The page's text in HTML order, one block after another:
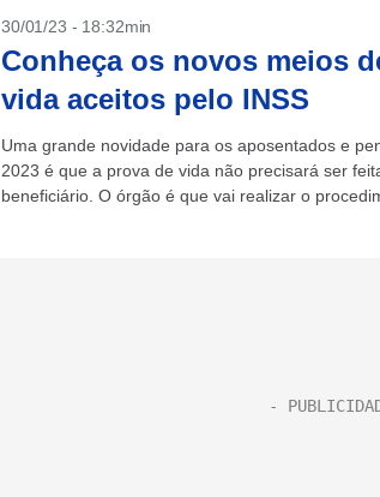
30/01/23 - 18:32min
Conheça os novos meios
vida aceitos pelo INSS
Uma grande novidade para os aposentados e
2023 é que a prova de vida não precisará ser
beneficiário. O órgão é que vai realizar o